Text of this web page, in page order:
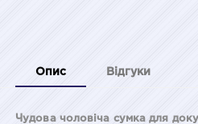
Опис Відгуки
Чудова чоловіча сумка для